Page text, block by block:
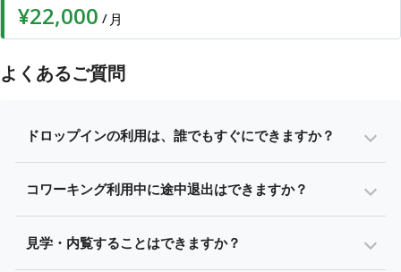
¥22,000 / 月
よくあるご質問
ドロップインの利用は、誰でもすぐにできますか？
コワーキング利用中に途中退出はできますか？
見学・内覧することはできますか？